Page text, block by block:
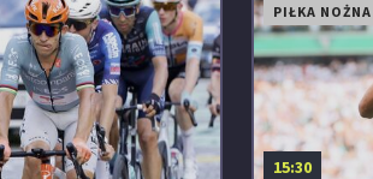
PIŁKA NOŻNA
15:30